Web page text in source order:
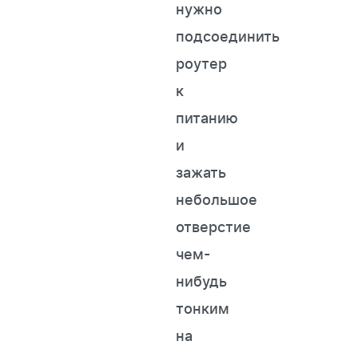
нужно
подсоединить
роутер
к
питанию
и
зажать
небольшое
отверстие
чем-
нибудь
тонким
на